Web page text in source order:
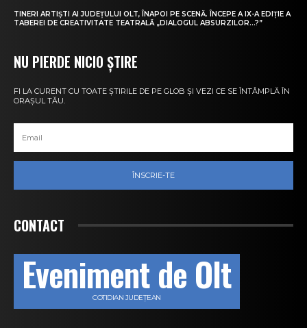
TINERI ARTIȘTI AI JUDEȚULUI OLT, ÎNAPOI PE SCENĂ. ÎNCEPE A IX-A EDIȚIE A
TABEREI DE CREATIVITATE TEATRALĂ „DIALOGUL ABSURZILOR…?”
NU PIERDE NICIO ȘTIRE
FI LA CURENT CU TOATE ȘTIRILE DE PE GLOB ȘI VEZI CE SE ÎNTÂMPLĂ ÎN
ORAȘUL TĂU.
ÎNSCRIE-TE
CONTACT
Eveniment de Olt
COTIDIAN JUDEȚEAN